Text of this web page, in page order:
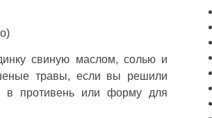
свиную маслом, солью и
травы, если вы решили
в противень или форму для